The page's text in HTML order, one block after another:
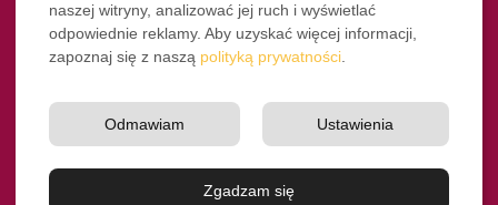
NASZE SOCIALE
Instagram
YouTube
© Pro-Fryz.pl 2021-2026
naszej witryny, analizować jej ruch i wyświetlać
odpowiednie reklamy. Aby uzyskać więcej informacji,
zapoznaj się z naszą polityką prywatności
Zgadzam się
Ustawienia
Odmawiam